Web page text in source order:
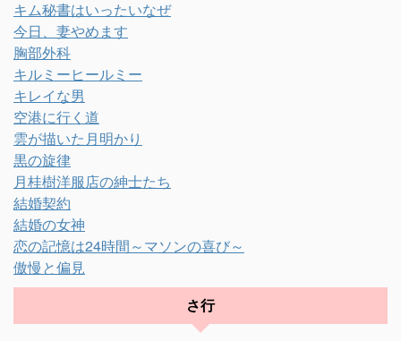
キム秘書はいったいなぜ
今日、妻やめます
胸部外科
キルミーヒールミー
キレイな男
空港に行く道
雲が描いた月明かり
黒の旋律
月桂樹洋服店の紳士たち
結婚契約
結婚の女神
恋の記憶は24時間～マソンの喜び～
傲慢と偏見
さ行